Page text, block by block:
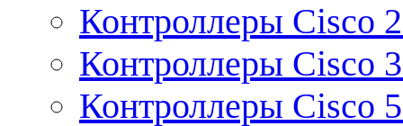
Контроллеры Cisco
Контроллеры Cisco
Контроллеры Cisco